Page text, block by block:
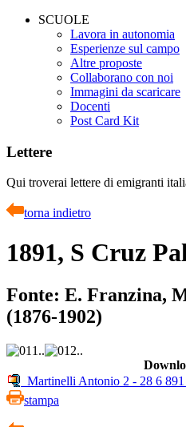
SCUOLE
Lavora in autonomia
Esperienze sul campo
Altre proposte
Collaborano con noi
Immagini da scaricare
Docenti
Post Card Kit
Lettere
Qui troverai lettere di emigranti
torna indietro
1891, S Cruz
Fonte: E. Franzina,
(1876-1902)
Martinelli Antonio 2 - 28 6
stampa